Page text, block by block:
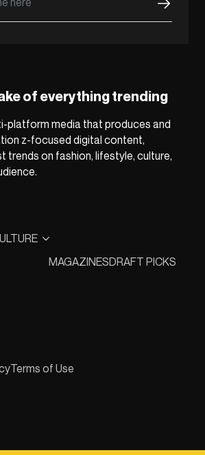
of everything trending
platform media that produces and
z-focused digital content,
trends on fashion, lifestyle, culture,
MAGAZINESDRAFT PICKS
Terms of Use